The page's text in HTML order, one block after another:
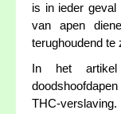
is in ieder
van apen
terughoudend te
In het
THC-